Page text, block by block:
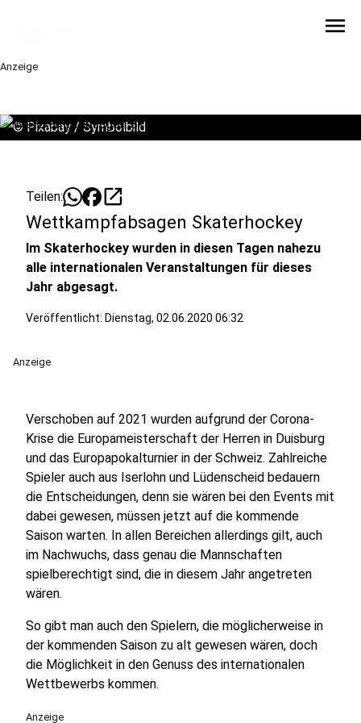
menu
Anzeige
© Pixabay / Symbolbild
Teilen: open_in_new
Wettkampfabsagen Skaterhockey
Im Skaterhockey wurden in diesen Tagen nahezu
alle internationalen Veranstaltungen für dieses
Jahr abgesagt.
Veröffentlicht: Dienstag, 02.06.2020 06:32
Anzeige
Verschoben auf 2021 wurden aufgrund der Corona-
Krise die Europameisterschaft der Herren in Duisburg
und das Europapokalturnier in der Schweiz. Zahlreiche
Spieler auch aus Iserlohn und Lüdenscheid bedauern
die Entscheidungen, denn sie wären bei den Events mit
dabei gewesen, müssen jetzt auf die kommende
Saison warten. In allen Bereichen allerdings gilt, auch
im Nachwuchs, dass genau die Mannschaften
spielberechtigt sind, die in diesem Jahr angetreten
wären.
So gibt man auch den Spielern, die möglicherweise in
der kommenden Saison zu alt gewesen wären, doch
die Möglichkeit in den Genuss des internationalen
Wettbewerbs kommen.
Anzeige